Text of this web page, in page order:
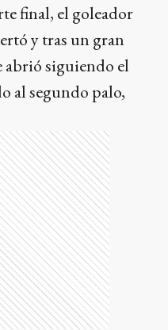
final, el goleador
y tras un gran
abrió siguiendo el
al segundo palo,